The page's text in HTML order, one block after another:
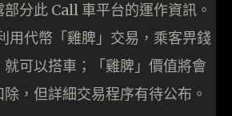
分此 Call 車平台的運作資訊。
用代幣「雞脾」交易，乘客畀錢
可以搭車；「雞脾」價值將會
，但詳細交易程序有待公布。